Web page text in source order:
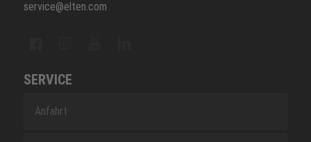
service@elten.com
SERVICE
Anfahrt